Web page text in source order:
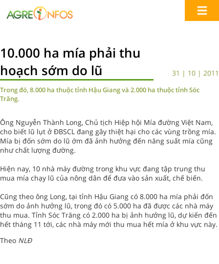
10.000 ha mía phải thu
hoạch sớm do lũ
31 | 10 | 2011
Trong đó, 8.000 ha thuộc tỉnh Hậu Giang và 2.000 ha thuộc tỉnh Sóc
Trăng.
Ông Nguyễn Thành Long, Chủ tịch Hiệp hội Mía đường Việt Nam,
cho biết lũ lụt ở ĐBSCL đang gây thiệt hại cho các vùng trồng mía.
Mía bị đốn sớm do lũ ớm đã ảnh hưởng đến năng suất mía cũng
như chất lượng đường.
Hiện nay, 10 nhà máy đường trong khu vực đang tập trung thu
mua mía chạy lũ của nông dân để đưa vào sản xuất, chế biến.
Cũng theo ông Long, tại tỉnh Hậu Giang có 8.000 ha mía phải đốn
sớm do ảnh hưởng lũ, trong đó có 5.000 ha đã được các nhà máy
thu mua. Tỉnh Sóc Trăng có 2.000 ha bị ảnh hưởng lũ, dự kiến đến
hết tháng 11 tới, các nhà máy mới thu mua hết mía ở khu vực này.
Theo NLĐ